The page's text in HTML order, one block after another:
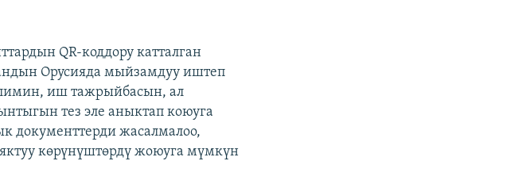
QR-коддору катталган
Орусияда мыйзамдуу иштеп
иш тажрыйбасын, ал
тез эле аныктап коюуга
документтерди жасалмалоо,
көрүнүштөрдү жоюуга мүмкүн